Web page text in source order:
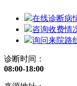
在线诊断病
咨询收费情
询问来院路
诊断时间：
08:00-18:00